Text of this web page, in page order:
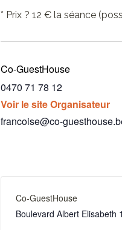
* Prix ? 12 € la séance
Co-GuestHouse
0470 71 78 12
Voir le site Organisateur
francoise@co-
Co-GuestHouse
Boulevard Albert Elisabeth